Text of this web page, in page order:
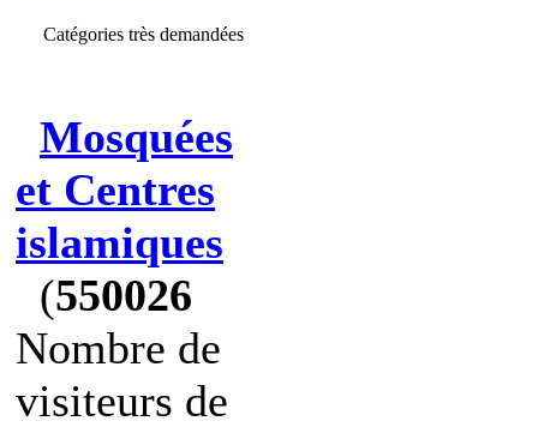
Catégories très demandées
Mosquées
et Centres
islamiques
(550026
Nombre de
visiteurs de